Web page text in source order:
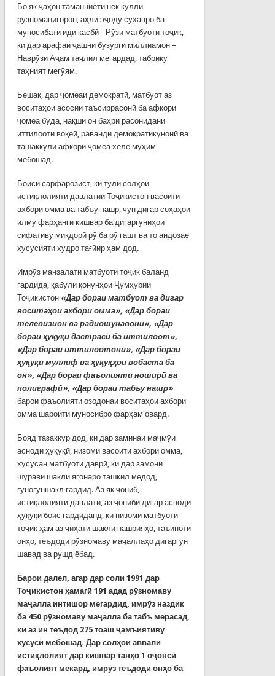
Бо як ҷаҳон таманниёти нек кулли
рӯзноманигорон, аҳли эҷоду суханро ба
муносибати иди касбӣ - Рӯзи матбуоти тоҷик,
ки дар арафаи ҷашни бузурги миллиамон –
Наврӯзи Аҷам таҷлил мегардад, табрику
таҳният мегӯям.
Бешак, дар ҷомеаи демократӣ, матбуот аз
воситаҳои асосии таъсиррасонӣ ба афкори
ҷомеа буда, нақши он баҳри расонидани
иттилооти воқеӣ, раванди демократикунонӣ ва
ташаккули афкори ҷомеа хеле муҳим
мебошад.
Боиси сарфарозист, ки тӯли солҳои
истиқлолияти давлатии Тоҷикистон васоити
ахбори омма ва табъу нашр, чун дигар соҳаҳои
илму фарҳанги кишвар ба дигаргуниҳои
сифативу миқдорӣ рӯ ба рӯ гашт ва то андозае
хусусияти худро тағйир ҳам дод.
Имрӯз манзалати матбуоти тоҷик баланд
гардида, қабули қонунҳои Ҷумҳурии
Тоҷикистон «Дар бораи матбуот ва дигар
воситаҳои ахбори омма», «Дар бораи
телевизион ва радиошунавонӣ», «Дар
бораи ҳуқуқи дастрасӣ ба иттилоот»,
«Дар бораи иттилоотонӣ», «Дар бораи
ҳуқуқи муллиф ва ҳуқуқҳои вобаста ба
он», «Дар бораи фаъолияти ноширӣ ва
полиграфӣ», «Дар бораи табъу нашр»
барои фаъолияти озодонаи воситаҳои ахбори
омма шароити муносибро фарҳам овард.
Бояд тазаккур дод, ки дар заминаи маҷмӯи
асноди ҳуқуқӣ, низоми васоити ахбори омма,
хусусан матбуоти даврӣ, ки дар замони
шӯравӣ шакли ягонаро ташкил медод,
гуногуншакл гардид. Аз як ҷониб,
истиқлолияти давлатӣ, аз ҷониби дигар асноди
ҳуқуқӣ боис гардиданд, ки низоми матбуоти
тоҷик ҳам аз ҷиҳати шакли нашрияҳо, таъиноти
онҳо, теъдоди рӯзномаву маҷаллаҳо дигаргун
шавад ва рушд ёбад.
Барои далел, агар дар соли 1991 дар
Тоҷикистон ҳамагӣ 191 адад рӯзномаву
маҷалла интишор мегардид, имрӯз наздик
ба 450 рӯзномаву маҷалла ба табъ мерасад,
ки аз ин теъдод 275 тоаш ҷамъиятиву
хусусӣ мебошад. Дар солҳои аввали
истиқлолият дар кишвар танҳо 1 оҷонсӣ
фаъолият мекард, имрӯз теъдоди онҳо ба